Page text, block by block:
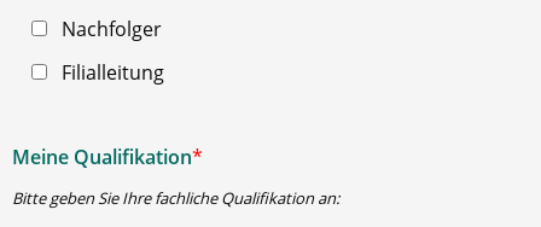
Nachfolger
Filialleitung
Meine Qualifikation*
Bitte geben Sie Ihre fachliche Qualifikation an: